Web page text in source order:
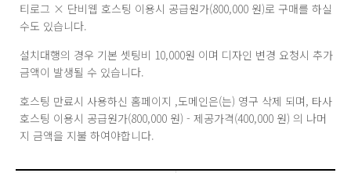
티로그 × 단비웹 호스팅 이용시 공급원가(800,000 원)로 구매를 하실
수도 있습니다.
설치대행의 경우 기본 셋팅비 10,000원 이며 디자인 변경 요청시 추가
금액이 발생될 수 있습니다.
호스팅 만료시 사용하신 홈페이지 ,도메인은(는) 영구 삭제 되며, 타사
호스팅 이용시 공급원가(800,000 원) - 제공가격(400,000 원) 의 나머
지 금액을 지불 하여야합니다.